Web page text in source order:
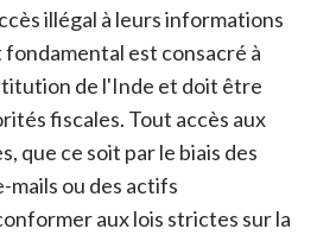
illégal à leurs informations
est consacré à
de l'Inde et doit être
fiscales. Tout accès aux
que ce soit par le biais des
mails ou des actifs
aux lois strictes sur la